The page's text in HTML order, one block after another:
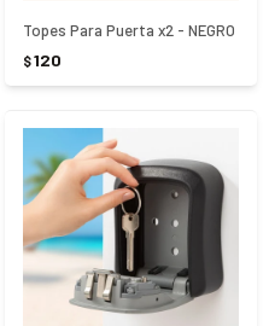
Topes Para Puerta x2 - NEGRO
$120